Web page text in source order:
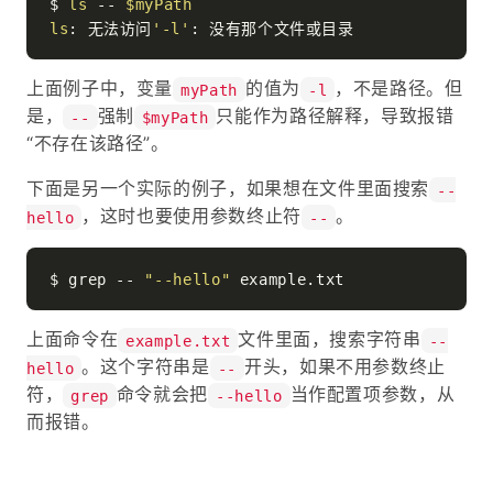
$ ls -- $myPath
ls : 无法访问 '-l'
上面例子中，变量 myPath 的值为 -l
，不是路径。但
是，
-- 强制 $myPath 只能作为路径解释，导致报错
“不存在该路径”。
下面是另一个实际的例子，如果想在文件里面搜索
--
hello ，这时也要使用参数终止符 -- 。
$ grep -- "--hello"
上面命令在 example.txt 文件里面，搜索字符串
--
hello 。这个字符串是 --
开头，如果不用参数终止
符，
grep 命令就会把 --hello
当作配置项参数，从
而报错。